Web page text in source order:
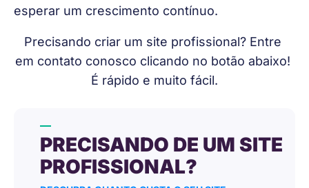
esperar um crescimento contínuo.
Precisando criar um site profissional? Entre
em contato conosco clicando no botão abaixo!
É rápido e muito fácil.
PRECISANDO DE UM SITE
PROFISSIONAL?